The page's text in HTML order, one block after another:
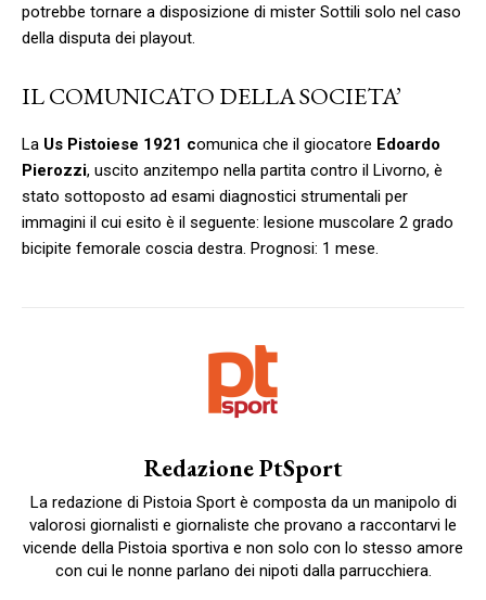
potrebbe tornare a disposizione di mister Sottili solo nel caso
della disputa dei playout.
IL COMUNICATO DELLA SOCIETA’
La Us Pistoiese 1921 comunica che il giocatore Edoardo
Pierozzi, uscito anzitempo nella partita contro il Livorno, è
stato sottoposto ad esami diagnostici strumentali per
immagini il cui esito è il seguente: lesione muscolare 2 grado
bicipite femorale coscia destra. Prognosi: 1 mese.
Redazione PtSport
La redazione di Pistoia Sport è composta da un manipolo di
valorosi giornalisti e giornaliste che provano a raccontarvi le
vicende della Pistoia sportiva e non solo con lo stesso amore
con cui le nonne parlano dei nipoti dalla parrucchiera.